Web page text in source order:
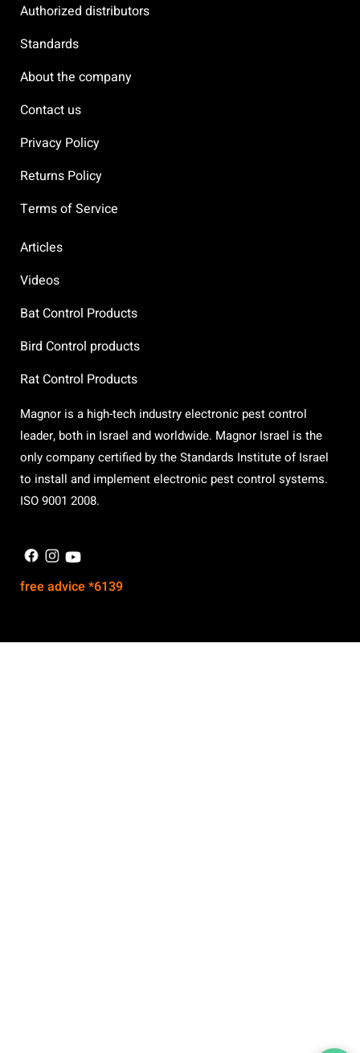
Authorized distributors
Standards
About the company
Contact us
Privacy Policy
Returns Policy
Terms of Service
Articles
Videos
Bat Control Products
Bird Control products
Rat Control Products
Magnor is a high-tech industry electronic pest control
leader, both in Israel and worldwide. Magnor Israel is the
only company certified by the Standards Institute of Israel
to install and implement electronic pest control systems.
ISO 9001 2008.
free advice *6139